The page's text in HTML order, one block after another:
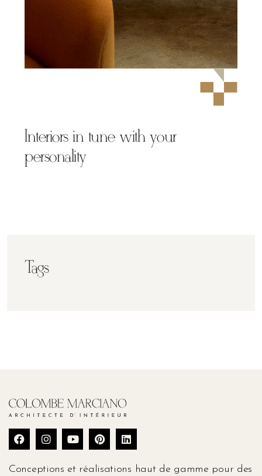
Interiors in tune with your
personality
Tags
Conceptions et réalisations haut de gamme pour des